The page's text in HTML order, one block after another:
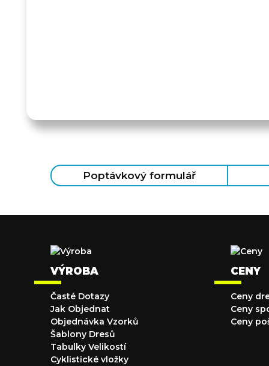
Poptávkový formulář
VÝROBA
Časté Dotazy
Jak Objednat
Objednávka Vzorků
Šablony Dresů
Tabulky Velikostí
Cyklistické vložky
CENY
Ceny
Ceny
Ceny